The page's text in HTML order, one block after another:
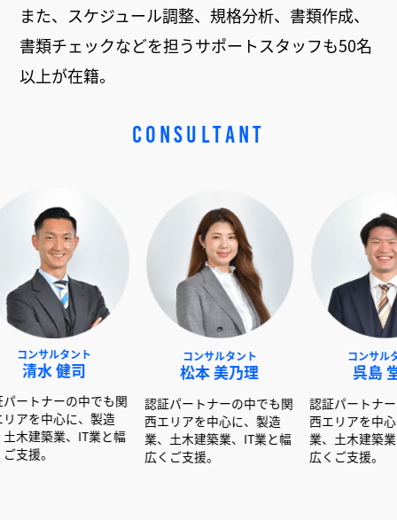
また、スケジュール調整、規格分析、書類作成、
書類チェックなどを担うサポートスタッフも50名
以上が在籍。
CONSULTANT
ント
中でも関
、製造
IT業と幅
コンサルタント
松本 美乃理
認証パートナーの中でも関
西エリアを中心に、製造
業、土木建築業、IT業と幅
広くご支援。
コンサルタント
認証パートナーの中でも関
西エリアを中心に、製造
業、土木建築業、IT業と幅
広くご支援。